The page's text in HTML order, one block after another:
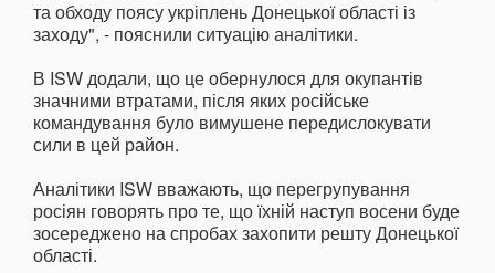
та обходу поясу укріплень Донецької області із
заходу", - пояснили ситуацію аналітики.
В ISW додали, що це обернулося для окупантів
значними втратами, після яких російське
командування було вимушене передислокувати
сили в цей район.
Аналітики ISW вважають, що перегрупування
росіян говорять про те, що їхній наступ восени буде
зосереджено на спробах захопити решту Донецької
області.